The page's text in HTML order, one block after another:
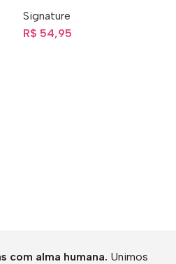
Signature
R$ 54,95
com alma humana. Unimos